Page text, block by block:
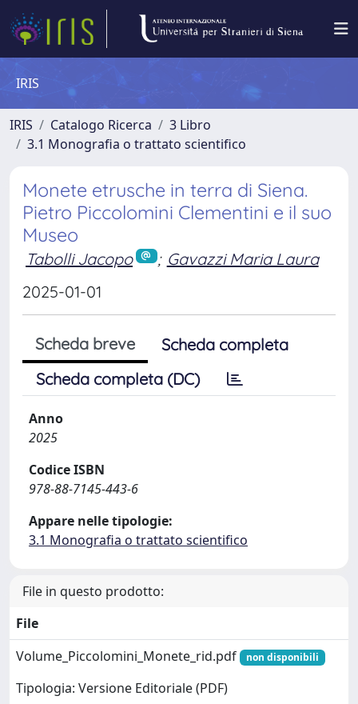
IRIS
IRIS Catalogo Ricerca
3 Libro
3.1 Monografia o trattato scientifico
Monete etrusche in terra di Siena.
Pietro Piccolomini Clementini e il suo
Museo
Tabolli Jacopo ; Gavazzi Maria Laura
2025-01-01
Scheda breve
Scheda completa
Scheda completa (DC)
Anno
2025
Codice ISBN
978-88-7145-443-6
Appare nelle tipologie:
3.1 Monografia o trattato scientifico
File in questo prodotto:
File
Volume_Piccolomini_Monete_rid.pdf
non disponibili
Tipologia: Versione Editoriale (PDF)